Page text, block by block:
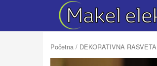
Početna / DEKORATIVNA RASVETA